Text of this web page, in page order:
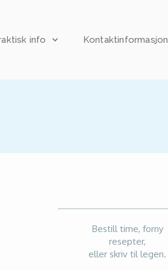
info Kontaktinformasjon
Bestill time, forny
resepter,
eller skriv til legen.